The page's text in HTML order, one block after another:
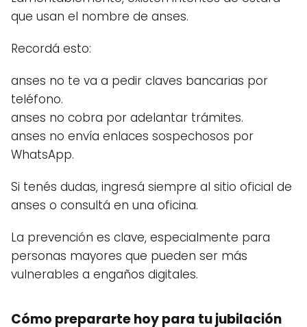
que usan el nombre de anses.
Recordá esto:
anses no te va a pedir claves bancarias por
teléfono.
anses no cobra por adelantar trámites.
anses no envía enlaces sospechosos por
WhatsApp.
Si tenés dudas, ingresá siempre al sitio oficial de
anses o consultá en una oficina.
La prevención es clave, especialmente para
personas mayores que pueden ser más
vulnerables a engaños digitales.
Cómo prepararte hoy para tu jubilación